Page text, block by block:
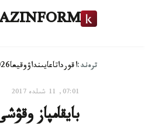
ترەند:اقورداتاعايىنداۋوقيعا
07:01, 11 شىلدە 2017
بايقامپاز